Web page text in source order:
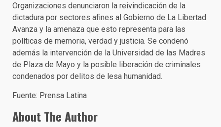
Organizaciones denunciaron la reivindicación de la
dictadura por sectores afines al Gobierno de La Libertad
Avanza y la amenaza que esto representa para las
políticas de memoria, verdad y justicia. Se condenó
además la intervención de la Universidad de las Madres
de Plaza de Mayo y la posible liberación de criminales
condenados por delitos de lesa humanidad.
Fuente: Prensa Latina
About The Author